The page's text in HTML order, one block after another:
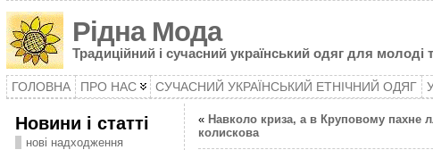
Рідна Мода
Традиційний і сучасний український одяг для молоді
ГОЛОВНА ПРО НАС СУЧАСНИЙ УКРАЇНСЬКИЙ ЕТНІЧНИЙ ОДЯГ
Новини і статті
нові надходження
« Навколо криза, а в Круповому пахне
колискова